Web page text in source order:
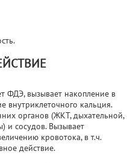
ФДЭ, вызывает накопление в
кальция.
органов (ЖКТ, дыхательной,
и сосудов. Вызывает
кровотока, в т.ч.
действие.